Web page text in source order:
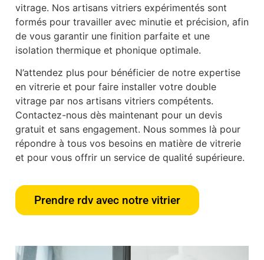
vitrage. Nos artisans vitriers expérimentés sont
formés pour travailler avec minutie et précision, afin
de vous garantir une finition parfaite et une
isolation thermique et phonique optimale.
N’attendez plus pour bénéficier de notre expertise
en vitrerie et pour faire installer votre double
vitrage par nos artisans vitriers compétents.
Contactez-nous dès maintenant pour un devis
gratuit et sans engagement. Nous sommes là pour
répondre à tous vos besoins en matière de vitrerie
et pour vous offrir un service de qualité supérieure.
Prendre rdv avec notre vitrier